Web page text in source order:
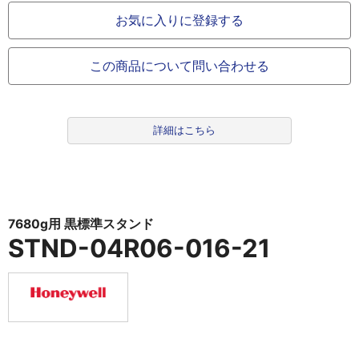
お気に入りに登録する
この商品について問い合わせる
詳細はこちら
7680g用 黒標準スタンド
STND-04R06-016-21